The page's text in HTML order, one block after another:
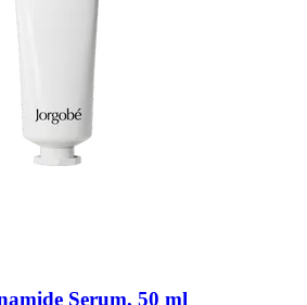
Serum, 50 ml